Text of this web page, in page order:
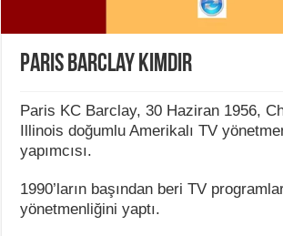
Paris Barclay Kimdir
Paris KC Barclay, 30 Haziran 1956,
Illinois doğumlu Amerikalı TV
yapımcısı.
1990’ların başından beri TV
yönetmenliğini yaptı.